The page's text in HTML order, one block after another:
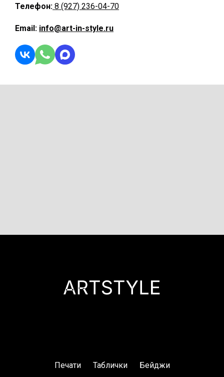
Телефон: 8 (927) 236-04-70
Email: info@art-in-style.ru
Печати Таблички Бейджи